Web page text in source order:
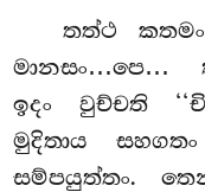
තත්ථ
මානසං…පෙ…
ඉදංවුච්චති
මුදිතාය
සම්පයුත්තං.